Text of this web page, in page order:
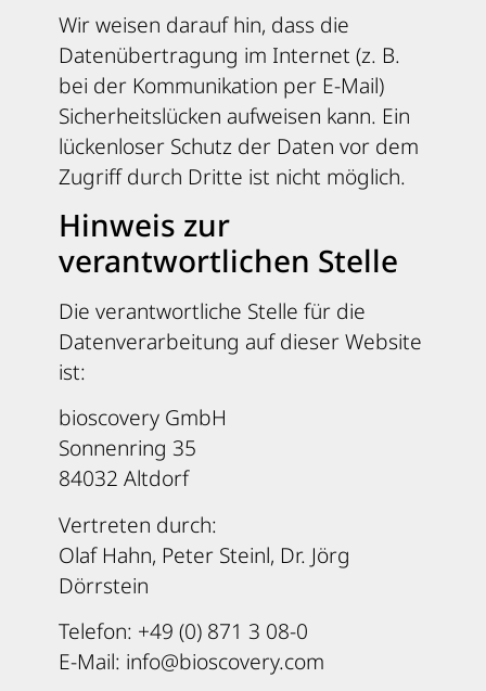
Wir weisen darauf hin, dass die
Datenübertragung im Internet (z. B.
bei der Kommunikation per E-Mail)
Sicherheitslücken aufweisen kann. Ein
lückenloser Schutz der Daten vor dem
Zugriff durch Dritte ist nicht möglich.
Hinweis zur
verantwortlichen Stelle
Die verantwortliche Stelle für die
Datenverarbeitung auf dieser Website
ist:
bioscovery GmbH
Sonnenring 35
84032 Altdorf
Vertreten durch:
Olaf Hahn, Peter Steinl, Dr. Jörg
Dörrstein
Telefon: +49 (0) 871 3 08-0
E-Mail: info@bioscovery.com